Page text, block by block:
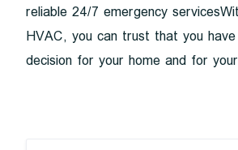
reliable 24/7 emergency
HVAC, you can trust that you
decision for your home and for